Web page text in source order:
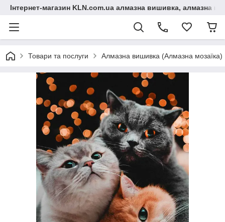
Інтернет-магазин KLN.com.ua алмазна вишивка, алмазна
Товари та послуги Алмазна вишивка (Алмазна мозаїка)